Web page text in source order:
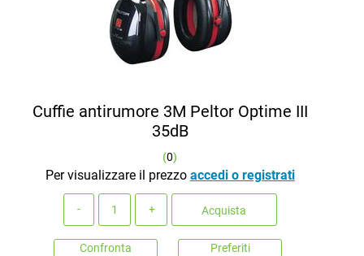
Cuffie antirumore 3M Peltor Optime III
35dB
(0)
Per visualizzare il prezzo accedi o registrati
Acquista
Confronta Preferiti